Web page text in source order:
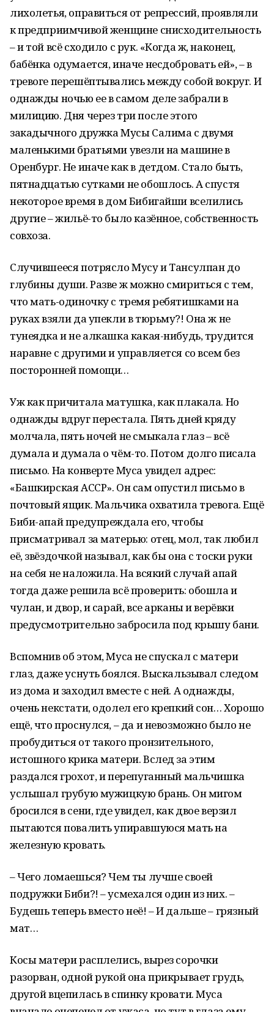
лихолетья, оправиться от репрессий, проявляли
к предприимчивой женщине снисходительность
– и той всё сходило с рук. «Когда ж, наконец,
бабёнка одумается, иначе неcдобровать ей», – в
тревоге перешёптывались между собой вокруг. И
однажды ночью ее в самом деле забрали в
милицию. Дня через три после этого
закадычного дружка Мусы Салима с двумя
маленькими братьями увезли на машине в
Оренбург. Не иначе как в детдом. Стало быть,
пятнадцатью сутками не обошлось. А спустя
некоторое время в дом Бибигайши вселились
другие – жильё-то было казённое, собственность
совхоза.
Случившееся потрясло Мусу и Тансулпан до
глубины души. Разве ж можно смириться с тем,
что мать-одиночку с тремя ребятишками на
руках взяли да упекли в тюрьму?! Она ж не
тунеядка и не алкашка какая-нибудь, трудится
наравне с другими и управляется со всем без
посторонней помощи…
Уж как причитала матушка, как плакала. Но
однажды вдруг перестала. Пять дней кряду
молчала, пять ночей не смыкала глаз – всё
думала и думала о чём-то. Потом долго писала
письмо. На конверте Муса увидел адрес:
«Башкирская АССР». Он сам опустил письмо в
почтовый ящик. Мальчика охватила тревога. Ещё
Биби-апай предупреждала его, чтобы
присматривал за матерью: отец, мол, так любил
её, звёздочкой называл, как бы она с тоски руки
на себя не наложила. На всякий случай апай
тогда даже решила всё проверить: обошла и
чулан, и двор, и сарай, все арканы и верёвки
предусмотрительно забросила под крышу бани.
Вспомнив об этом, Муса не спускал с матери
глаз, даже уснуть боялся. Выскальзывал следом
из дома и заходил вместе с ней. А однажды,
очень некстати, одолел его крепкий сон… Хорошо
ещё, что проснулся, – да и невозможно было не
пробудиться от такого пронзительного,
истошного крика матери. Вслед за этим
раздался грохот, и перепуганный мальчишка
услышал грубую мужицкую брань. Он мигом
бросился в сени, где увидел, как двое верзил
пытаются повалить упиравшуюся мать на
железную кровать.
– Чего ломаешься? Чем ты лучше своей
подружки Биби?! – усмехался один из них. –
Будешь теперь вместо неё! – И дальше – грязный
мат…
Косы матери расплелись, вырез сорочки
разорван, одной рукой она прикрывает грудь,
другой вцепилась в спинку кровати. Муса